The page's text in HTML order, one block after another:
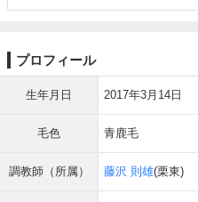
プロフィール
生年月日 2017年3月14日
毛色 青鹿毛
調教師（所属） 藤沢 則雄(栗東)